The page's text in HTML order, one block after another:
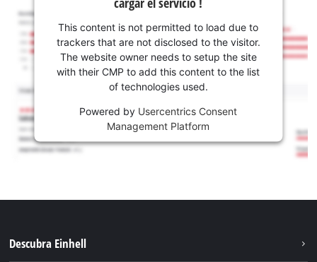
This content is not permitted to load due to
trackers that are not disclosed to the visitor.
The website owner needs to setup the site
with their CMP to add this content to the list
of technologies used.
Powered by Usercentrics Consent
Management Platform
Descubra Einhell